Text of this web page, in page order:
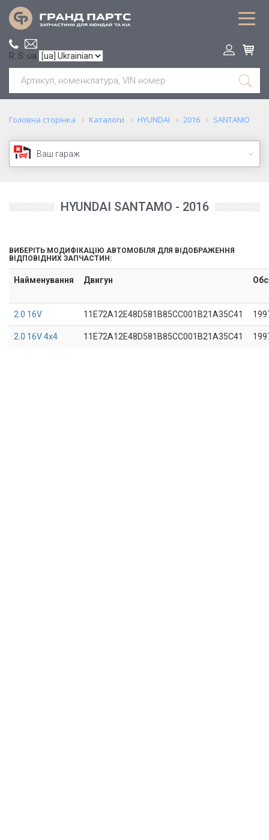
R: S: ua
Головна сторінка Каталоги HYUNDAI 2016 SANTAMO
Ваш гараж
HYUNDAI SANTAMO - 2016
ВИБЕРІТЬ МОДИФІКАЦІЮ АВТОМОБІЛЯ ДЛЯ ВІДОБРАЖЕННЯ
ВІДПОВІДНИХ ЗАПЧАСТИН:
Найменування Двигун
2.0 16V 11E72A12E48D581B85CC001B21A35C41
2.0 16V 4x4 11E72A12E48D581B85CC001B21A35C41